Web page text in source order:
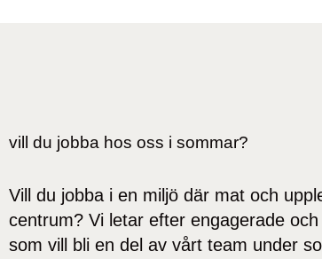
vill du jobba hos oss i sommar?
Vill du jobba i en miljö där mat och
centrum? Vi letar efter engagerade
som vill bli en del av vårt team under